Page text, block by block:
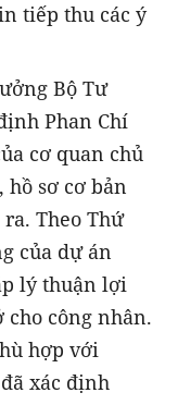
tiếp thu các ý
Bộ Tư
Phan Chí
cơ quan chủ
hồ sơ cơ bản
Theo Thứ
của dự án
lý thuận lợi
công nhân.
hợp với
xác định